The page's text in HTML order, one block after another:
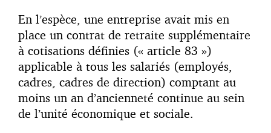
En l’espèce, une entreprise avait mis en
place un contrat de retraite supplémentaire
à cotisations définies (« article 83 »)
applicable à tous les salariés (employés,
cadres, cadres de direction) comptant au
moins un an d’ancienneté continue au sein
de l’unité économique et sociale.